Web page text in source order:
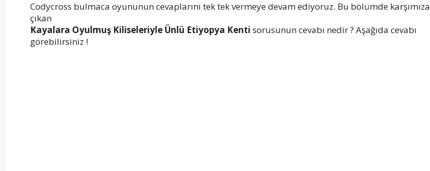
Codycross bulmaca oyununun cevaplarını tek tek vermeye devam ediyoruz. Bu bölümde karşımıza
çıkan
Kayalara Oyulmuş Kiliseleriyle Ünlü Etiyopya Kenti sorusunun cevabı nedir ? Aşağıda cevabı
görebilirsiniz !